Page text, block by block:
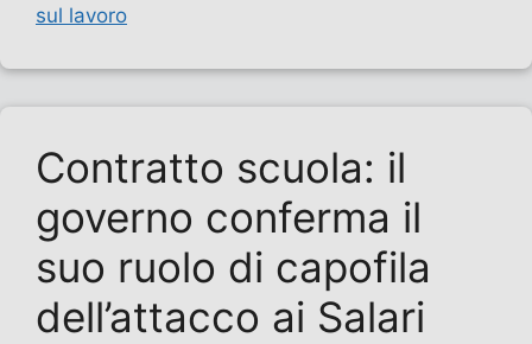
sul lavoro
Contratto scuola: il
governo conferma il
suo ruolo di capofila
dell’attacco ai Salari